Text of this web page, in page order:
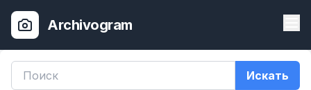
Archivogram
Искать